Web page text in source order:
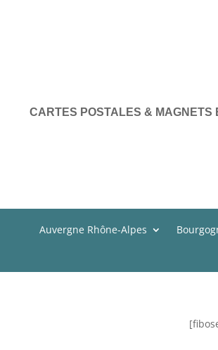
CARTES POSTALES & MAGNETS
Auvergne Rhône-Alpes